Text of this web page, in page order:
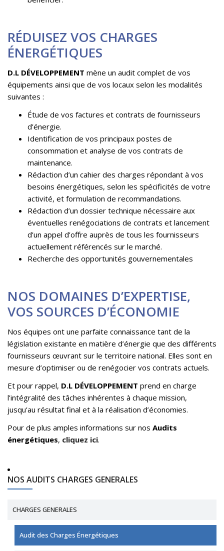
RÉDUISEZ VOS CHARGES
ÉNERGÉTIQUES
D.L DÉVELOPPEMENT mène un audit complet de vos
équipements ainsi que de vos locaux selon les modalités
suivantes :
Étude de vos factures et contrats de fournisseurs
d’énergie.
Identification de vos principaux postes de
consommation et analyse de vos contrats de
maintenance.
Rédaction d’un cahier des charges répondant à vos
besoins énergétiques, selon les spécificités de votre
activité, et formulation de recommandations.
Rédaction d’un dossier technique nécessaire aux
éventuelles renégociations de contrats et lancement
d’un appel d’offre auprès de tous les fournisseurs
actuellement référencés sur le marché.
Recherche des opportunités gouvernementales
NOS DOMAINES D’EXPERTISE,
VOS SOURCES D’ÉCONOMIE
Nos équipes ont une parfaite connaissance tant de la
législation existante en matière d’énergie que des différents
fournisseurs œuvrant sur le territoire national. Elles sont en
mesure d’optimiser ou de renégocier vos contrats actuels.
Et pour rappel, D.L DÉVELOPPEMENT prend en charge
l’intégralité des tâches inhérentes à chaque mission,
jusqu’au résultat final et à la réalisation d’économies.
Pour de plus amples informations sur nos Audits
énergétiques, cliquez ici.
NOS AUDITS CHARGES GENERALES
CHARGES GENERALES
Audit des Charges Énergétiques